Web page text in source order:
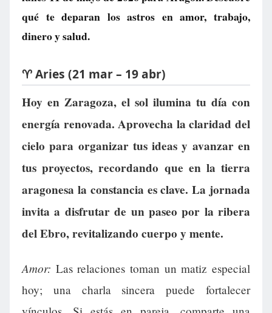
qué te deparan los astros en amor, trabajo,
dinero y salud.
♈ Aries (21 mar – 19 abr)
Hoy en Zaragoza, el sol ilumina tu día con
energía renovada. Aprovecha la claridad del
cielo para organizar tus ideas y avanzar en
tus proyectos, recordando que en la tierra
aragonesa la constancia es clave. La jornada
invita a disfrutar de un paseo por la ribera
del Ebro, revitalizando cuerpo y mente.
Amor: Las relaciones toman un matiz especial
hoy; una charla sincera puede fortalecer